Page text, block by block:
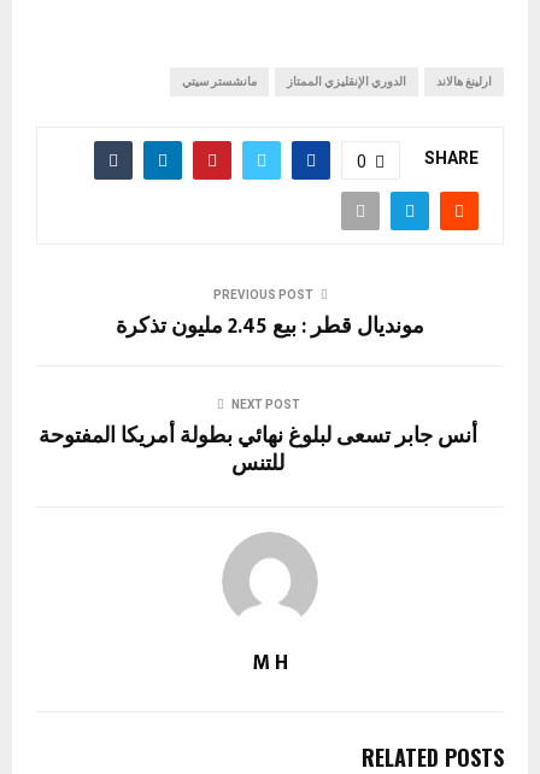
ارلينغ هالاند الدوري الإنقليزي الممتاز مانشستر سيتي
SHARE
0
PREVIOUS POST
مونديال قطر : بيع 2.45 مليون تذكرة
NEXT POST
أنس جابر تسعى لبلوغ نهائي بطولة أمريكا المفتوحة
للتنس
M H
RELATED POSTS